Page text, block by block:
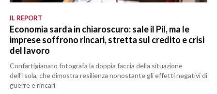
IL REPORT
Economia sarda in chiaroscuro: sale il Pil, ma le
imprese soffrono rincari, stretta sul credito e crisi
del lavoro
Confartigianato fotografa la doppia faccia della situazione
dell’Isola, che dimostra resilienza nonostante gli effetti negativi di
guerre e rincari